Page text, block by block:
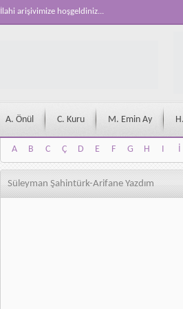
İlahi arişivimize hoşgeldiniz...
A. Önül C. Kuru M. Emin Ay
A B C Ç D E F G H I İ
A
B C Ç D E F G H I İ
Süleyman Şahintürk-Arifane Yazdım